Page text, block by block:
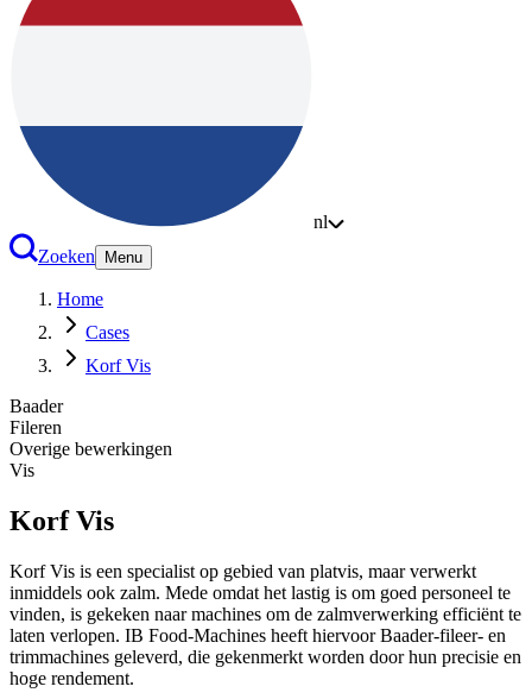
nl
Zoeken
Menu
Home
Cases
Korf Vis
Baader
Fileren
Overige bewerkingen
Vis
Korf Vis
Korf Vis is een specialist op gebied van platvis, maar verwerkt
inmiddels ook zalm. Mede omdat het lastig is om goed personeel te
vinden, is gekeken naar machines om de zalmverwerking efficiënt te
laten verlopen. IB Food-Machines heeft hiervoor Baader-fileer- en
trimmachines geleverd, die gekenmerkt worden door hun precisie en
hoge rendement.